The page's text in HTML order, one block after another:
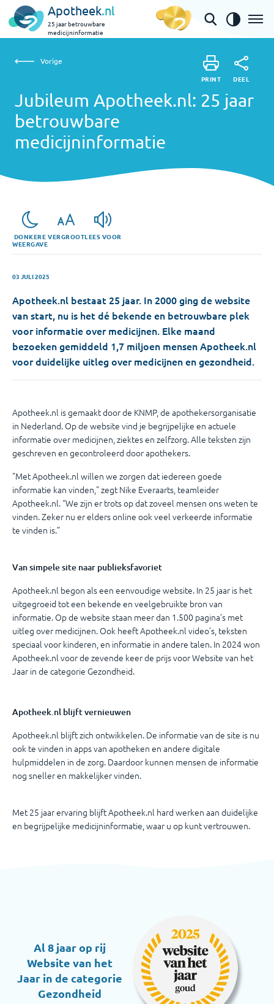
Apotheek.nl
25 jaar betrouwbare
medicijninformatie
DEEL
Vorige
Jubileum Apotheek.nl: 25 jaar
betrouwbare
medicijninformatie
PRINT DEEL
DONKERE
WEERGAVE
VERGROOTLEES VOOR
03 JULI 2025
Apotheek.nl bestaat 25 jaar. In 2000 ging de website
van start, nu is het dé bekende en betrouwbare plek
voor informatie over medicijnen. Elke maand
bezoeken gemiddeld 1,7 miljoen mensen Apotheek.nl
voor duidelijke uitleg over medicijnen en gezondheid.
Apotheek.nl is gemaakt door de KNMP, de apothekersorganisatie
in Nederland. Op de website vind je begrijpelijke en actuele
informatie over medicijnen, ziektes en zelfzorg. Alle teksten zijn
geschreven en gecontroleerd door apothekers.
"Met Apotheek.nl willen we zorgen dat iedereen goede
informatie kan vinden," zegt Nike Everaarts, teamleider
Apotheek.nl. “We zijn er trots op dat zoveel mensen ons weten te
vinden. Zeker nu er elders online ook veel verkeerde informatie
te vinden is.”
Van simpele site naar publieksfavoriet
Apotheek.nl begon als een eenvoudige website. In 25 jaar is het
uitgegroeid tot een bekende en veelgebruikte bron van
informatie. Op de website staan meer dan 1.500 pagina’s met
uitleg over medicijnen. Ook heeft Apotheek.nl video’s, teksten
speciaal voor kinderen, en informatie in andere talen. In 2024 won
Apotheek.nl voor de zevende keer de prijs voor Website van het
Jaar in de categorie Gezondheid.
Apotheek.nl blijft vernieuwen
Apotheek.nl blijft zich ontwikkelen. De informatie van de site is nu
ook te vinden in apps van apotheken en andere digitale
hulpmiddelen in de zorg. Daardoor kunnen mensen de informatie
nog sneller en makkelijker vinden.
Met 25 jaar ervaring blijft Apotheek.nl hard werken aan duidelijke
en begrijpelijke medicijninformatie, waar u op kunt vertrouwen.
Al 8 jaar op rij
Website van het
Jaar in de categorie
Gezondheid